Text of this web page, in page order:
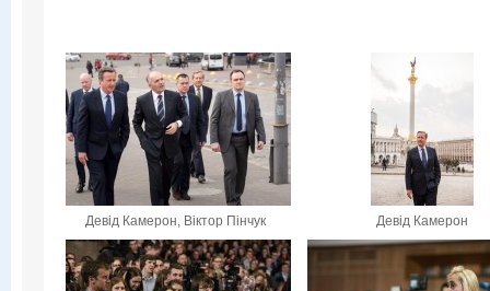
Девід Камерон, Віктор Пінчук Девід Камерон